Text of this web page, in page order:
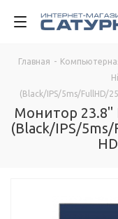
Главная -
(Black/IPS/5ms/FullHD/
Монитор 23.8"
(Black/IPS/5ms/